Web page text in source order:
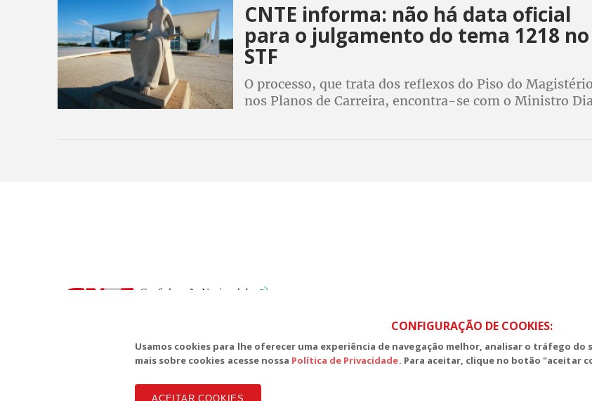
CNTE informa: não há data oficial
para o julgamento do tema 1218 no
STF
O processo, que trata dos reflexos do Piso do Magistério
nos Planos de Carreira, encontra-se com o Ministro
CONFIGURAÇÃO DE COOKIES:
Usamos cookies para lhe oferecer uma experiência de navegação melhor, analisar o tráfego
mais sobre cookies acesse nossa Política de Privacidade. Para aceitar, clique no botão "aceitar
ACEITAR COOKIES